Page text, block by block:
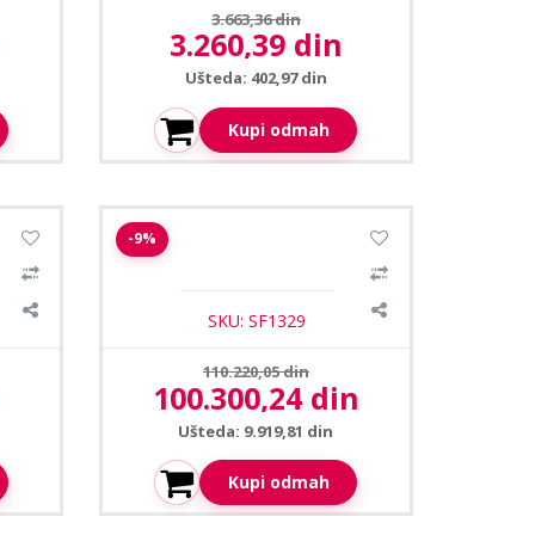
Prethodna cena:
3.663,36 din
Aktuelna cena:
3.260,39 din
Ušteda: 402,97 din
Kupi odmah
za
-9%
Safire SF-EASGATE101-AM EAS
antena za zaštitu od krade (AM 58
SKU: SF1329
Prethodna cena:
110.220,05 din
Aktuelna cena:
100.300,24 din
Ušteda: 9.919,81 din
Kupi odmah